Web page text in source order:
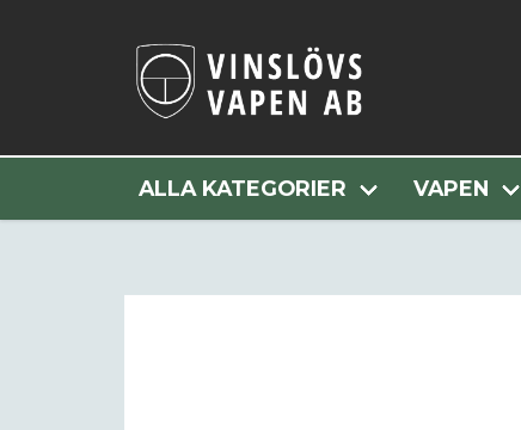
ALLA KATEGORIER VAPEN
Hem Alla Kategorier